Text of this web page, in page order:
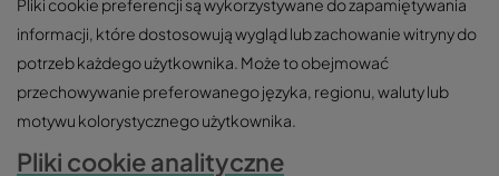
Pliki cookie preferencji są wykorzystywane do zapamiętywania
informacji, które dostosowują wygląd lub zachowanie witryny do
potrzeb każdego użytkownika. Może to obejmować
przechowywanie preferowanego języka, regionu, waluty lub
motywu kolorystycznego użytkownika.
Pliki cookie analityczne